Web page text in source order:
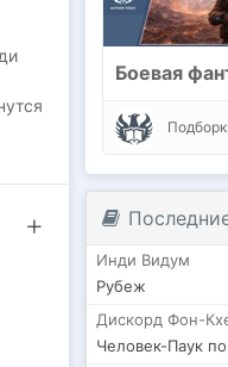
Боевая
Инди Видум
Рубеж
Дискорд Фон-